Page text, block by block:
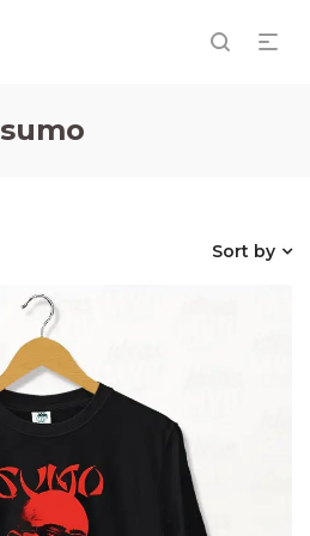
sumo
Sort by